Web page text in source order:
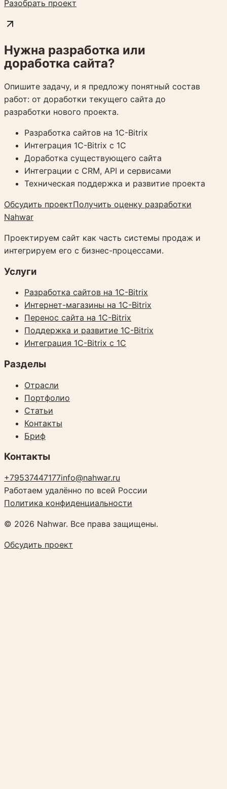
Разобрать проект
Нужна разработка или
доработка сайта?
Опишите задачу, и я предложу понятный состав
работ: от доработки текущего сайта до
разработки нового проекта.
Разработка сайтов на 1C-Bitrix
Интеграция 1C-Bitrix с 1С
Доработка существующего сайта
Интеграции с CRM, API и сервисами
Техническая поддержка и развитие проекта
Обсудить проектПолучить оценку разработки
Nahwar
Проектируем сайт как часть системы продаж и
интегрируем его с бизнес-процессами.
Услуги
Разработка сайтов на 1C-Bitrix
Интернет-магазины на 1C-Bitrix
Перенос сайта на 1C-Bitrix
Поддержка и развитие 1C-Bitrix
Интеграция 1C-Bitrix с 1С
Разделы
Отрасли
Портфолио
Статьи
Контакты
Бриф
Контакты
+79537447177info@nahwar.ru
Работаем удалённо по всей России
Политика конфиденциальности
© 2026 Nahwar. Все права защищены.
Обсудить проект